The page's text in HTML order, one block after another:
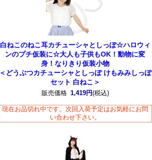
白ねこのねこ耳カチューシャとしっぽ☆ハロウィ
ンのプチ仮装に☆大人も子供もOK！動物に変
身！なりきり仮装小物
＜どうぶつカチューシャとしっぽ けもみみしっぽ
セット 白ねこ＞
販売価格 1,419円(税込)
現在お品切れ中です。次回入荷予定はお気軽にお問
い合わせ下さい。